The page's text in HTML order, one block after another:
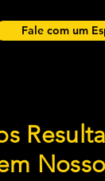
Fale com um